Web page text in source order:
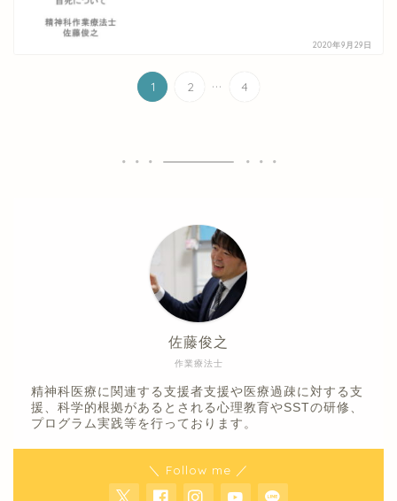
2020年9月29日
1 2 ... 4
作業療法士
佐藤俊之
精神科医療に関連する支援者支援や医療過疎に対する支
援、科学的根拠があるとされる心理教育やSSTの研修、
プログラム実践等を行っております。
＼ Follow me ／